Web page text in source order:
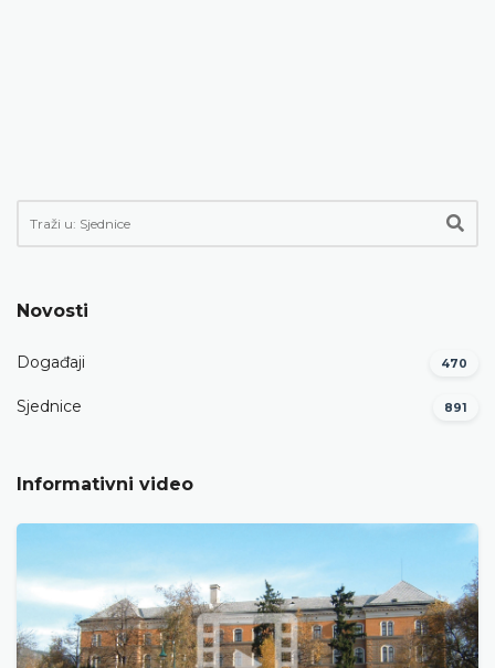
Novosti
Događaji 470
Sjednice 891
Informativni video